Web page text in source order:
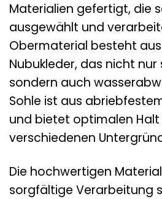
Materialien gefertigt, die
ausgewählt und
Obermaterial besteht
Nubukleder, das nicht
sondern auch
Sohle ist aus
und bietet optimalen
verschiedenen
Die hochwertigen
sorgfältige Verarbeitung